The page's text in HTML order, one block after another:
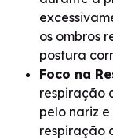
os ombros
postura
Foco na
respiração
pelo nariz
respiração